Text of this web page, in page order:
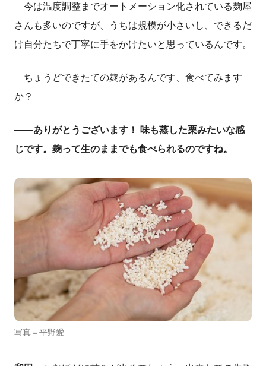
今は温度調整までオートメーション化されている麹屋
さんも多いのですが、うちは規模が小さいし、できるだ
け自分たちで丁寧に手をかけたいと思っているんです。
ちょうどできたての麹があるんです、食べてみます
か？
――ありがとうございます ！ 味も蒸した栗みたいな感
じです。麹って生のままでも食べられるのですね。
写真＝平野愛